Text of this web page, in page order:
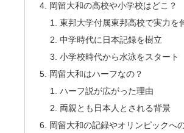
岡留大和の高校や小学校はどこ？
東邦大学付属東邦高校で実力を
中学時代に日本記録を樹立
小学校時代から水泳をスタート
岡留大和はハーフなの？
ハーフ説が広がった理由
両親とも日本人とされる背景
岡留大和の記録やオリンピックへ